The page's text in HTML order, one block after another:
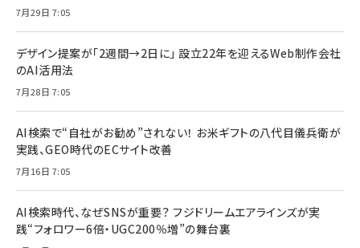
7月29日 7:05
デザイン提案が「2週間→2日に」 設立22年を迎えるWeb制作会社
のAI活用法
7月28日 7:05
AI検索で“自社がお勧め”されない！ お米ギフトの八代目儀兵衛が
実践、GEO時代のECサイト改善
7月16日 7:05
AI検索時代、なぜSNSが重要？ フジドリームエアラインズが実
践“フォロワー6倍・UGC200％増”の舞台裏